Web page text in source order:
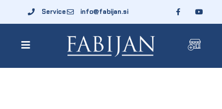
Service info@fabijan.si